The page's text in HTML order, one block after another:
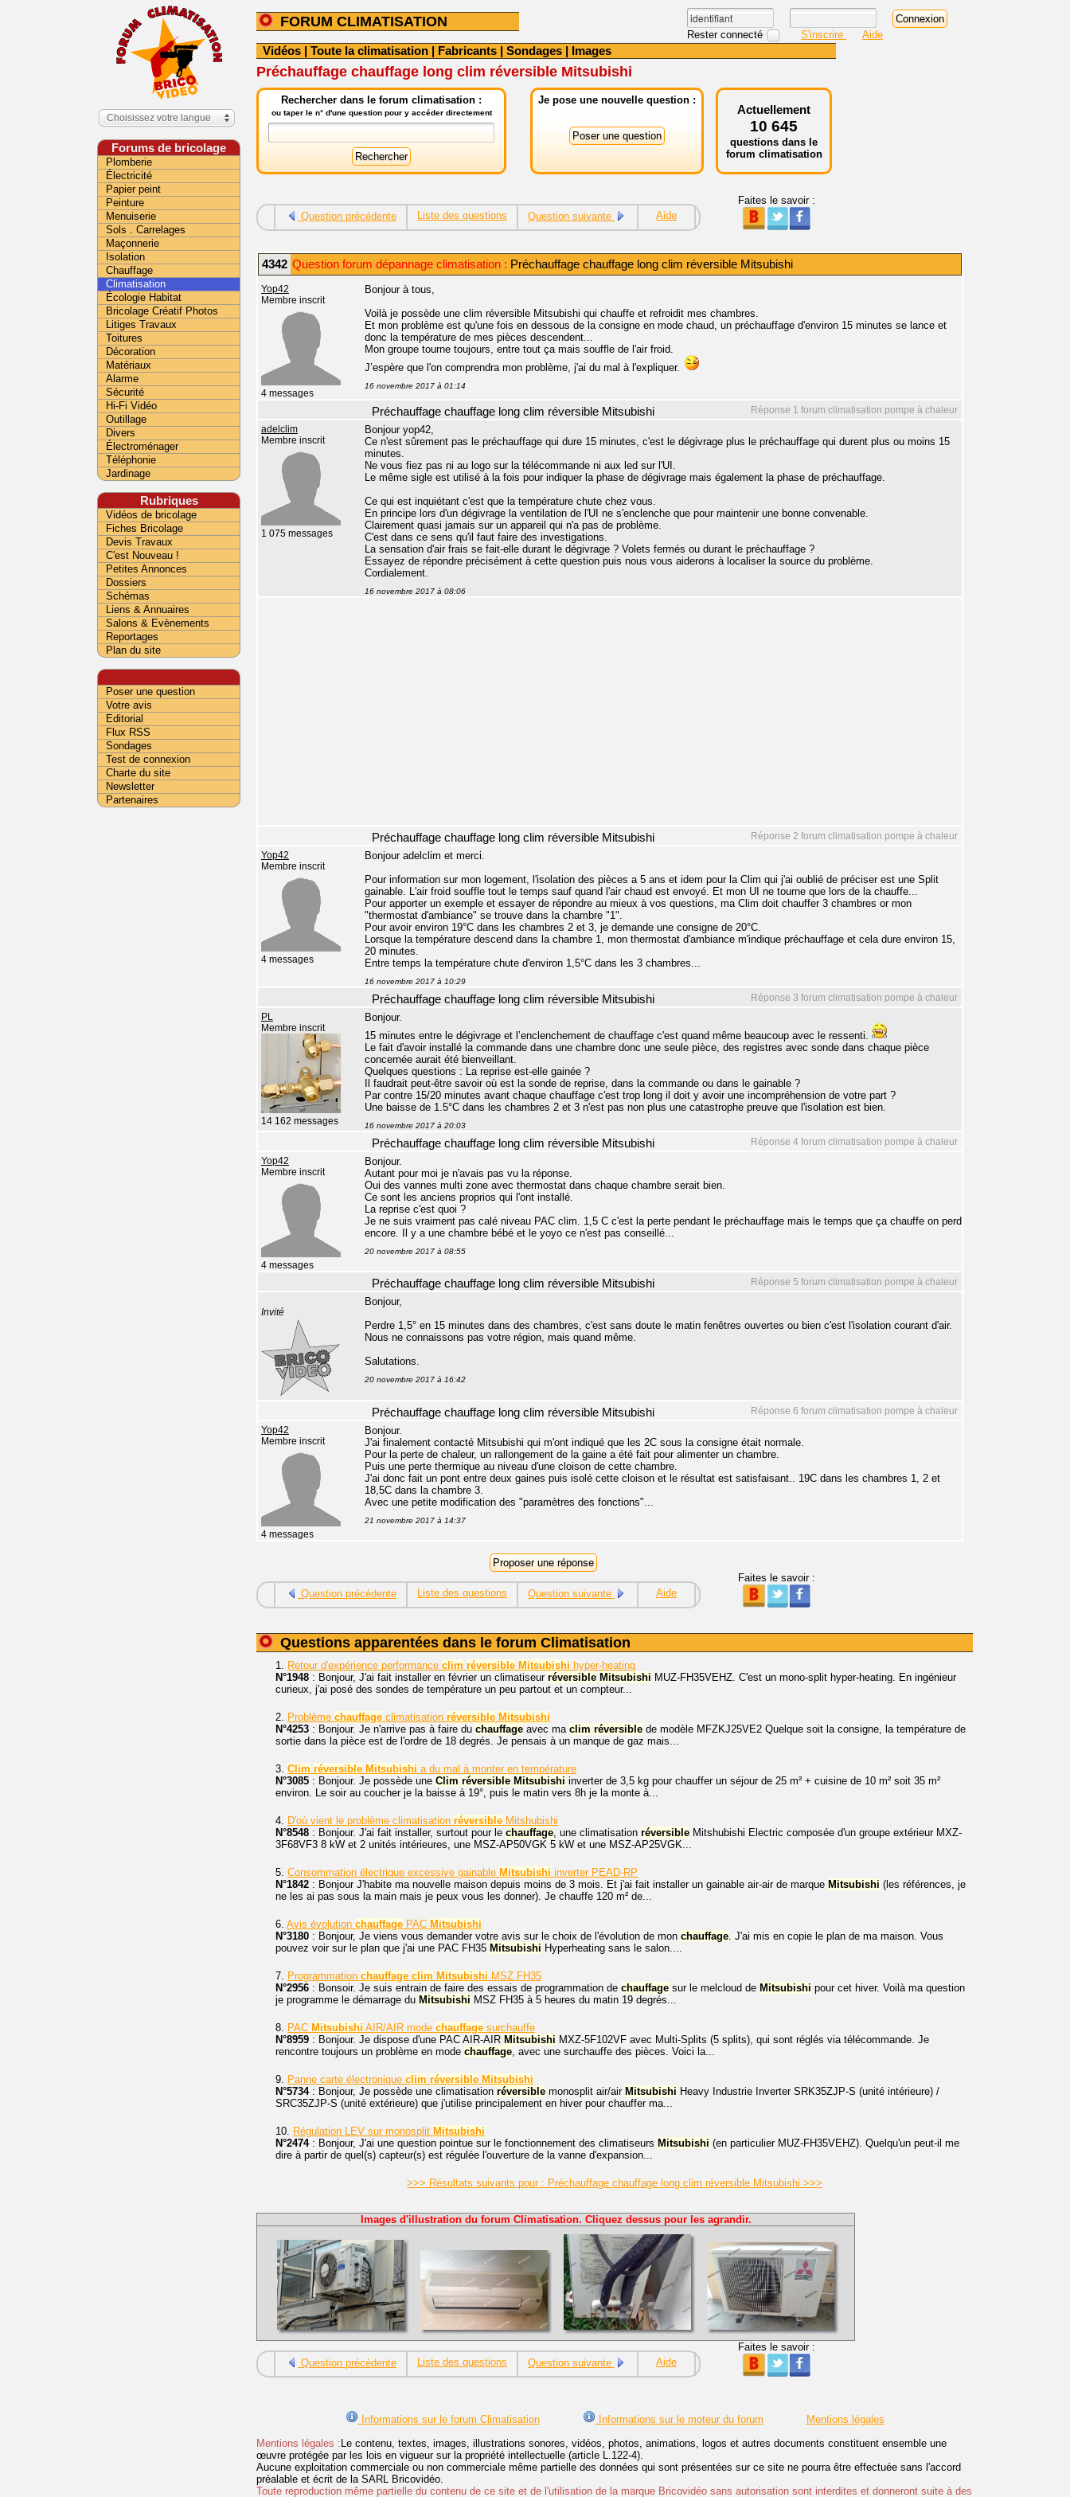
FORUM CLIMATISATION
Rester connecté S'inscrire Aide
Vidéos | Toute la climatisation | Fabricants | Sondages | Images
Préchauffage chauffage long clim réversible Mitsubishi
Rechercher dans le forum climatisation :
ou taper le n° d'une question pour y accéder directement
Je pose une nouvelle question :
Actuellement
10 645
questions dans le
forum climatisation
Question précédente Liste des questions Question suivante Aide
Faites le savoir :
4342 Question forum dépannage climatisation : Préchauffage chauffage long clim réversible Mitsubishi
Yop42
Membre inscrit
4 messages
Bonjour à tous,
Voilà je possède une clim réversible Mitsubishi qui chauffe et refroidit mes chambres.
Et mon problème est qu'une fois en dessous de la consigne en mode chaud, un préchauffage d'environ 15 minutes se lance et
donc la température de mes pièces descendent...
Mon groupe tourne toujours, entre tout ça mais souffle de l'air froid.
J’espère que l'on comprendra mon problème, j'ai du mal à l'expliquer.
16 novembre 2017 à 01:14
Réponse 1 forum climatisation pompe à chaleur
Préchauffage chauffage long clim réversible Mitsubishi
adelclim
Membre inscrit
1 075 messages
Bonjour yop42,
Ce n'est sûrement pas le préchauffage qui dure 15 minutes, c'est le dégivrage plus le préchauffage qui durent plus ou moins 15
minutes.
Ne vous fiez pas ni au logo sur la télécommande ni aux led sur l'UI.
Le même sigle est utilisé à la fois pour indiquer la phase de dégivrage mais également la phase de préchauffage.
Ce qui est inquiétant c'est que la température chute chez vous.
En principe lors d'un dégivrage la ventilation de l'UI ne s'enclenche que pour maintenir une bonne convenable.
Clairement quasi jamais sur un appareil qui n'a pas de problème.
C'est dans ce sens qu'il faut faire des investigations.
La sensation d'air frais se fait-elle durant le dégivrage ? Volets fermés ou durant le préchauffage ?
Essayez de répondre précisément à cette question puis nous vous aiderons à localiser la source du problème.
Cordialement.
16 novembre 2017 à 08:06
Réponse 2 forum climatisation pompe à chaleur
Préchauffage chauffage long clim réversible Mitsubishi
Yop42
Membre inscrit
4 messages
Bonjour adelclim et merci.
Pour information sur mon logement, l'isolation des pièces a 5 ans et idem pour la Clim qui j'ai oublié de préciser est une Split
gainable. L'air froid souffle tout le temps sauf quand l'air chaud est envoyé. Et mon UI ne tourne que lors de la chauffe...
Pour apporter un exemple et essayer de répondre au mieux à vos questions, ma Clim doit chauffer 3 chambres or mon
"thermostat d'ambiance" se trouve dans la chambre "1".
Pour avoir environ 19°C dans les chambres 2 et 3, je demande une consigne de 20°C.
Lorsque la température descend dans la chambre 1, mon thermostat d'ambiance m'indique préchauffage et cela dure environ 15,
20 minutes.
Entre temps la température chute d'environ 1,5°C dans les 3 chambres...
16 novembre 2017 à 10:29
Réponse 3 forum climatisation pompe à chaleur
Préchauffage chauffage long clim réversible Mitsubishi
PL
Membre inscrit
14 162 messages
Bonjour.
15 minutes entre le dégivrage et l’enclenchement de chauffage c'est quand même beaucoup avec le ressenti.
Le fait d'avoir installé la commande dans une chambre donc une seule pièce, des registres avec sonde dans chaque pièce
concernée aurait été bienveillant.
Quelques questions : La reprise est-elle gainée ?
Il faudrait peut-être savoir où est la sonde de reprise, dans la commande ou dans le gainable ?
Par contre 15/20 minutes avant chaque chauffage c'est trop long il doit y avoir une incompréhension de votre part ?
Une baisse de 1.5°C dans les chambres 2 et 3 n'est pas non plus une catastrophe preuve que l'isolation est bien.
16 novembre 2017 à 20:03
Réponse 4 forum climatisation pompe à chaleur
Préchauffage chauffage long clim réversible Mitsubishi
Yop42
Membre inscrit
4 messages
Bonjour.
Autant pour moi je n'avais pas vu la réponse.
Oui des vannes multi zone avec thermostat dans chaque chambre serait bien.
Ce sont les anciens proprios qui l'ont installé.
La reprise c'est quoi ?
Je ne suis vraiment pas calé niveau PAC clim. 1,5 C c'est la perte pendant le préchauffage mais le temps que ça chauffe on perd
encore. Il y a une chambre bébé et le yoyo ce n'est pas conseillé...
20 novembre 2017 à 08:55
Réponse 5 forum climatisation pompe à chaleur
Préchauffage chauffage long clim réversible Mitsubishi
Invité
Bonjour,
Perdre 1,5° en 15 minutes dans des chambres, c'est sans doute le matin fenêtres ouvertes ou bien c'est l'isolation courant d'air.
Nous ne connaissons pas votre région, mais quand même.
Salutations.
20 novembre 2017 à 16:42
Réponse 6 forum climatisation pompe à chaleur
Préchauffage chauffage long clim réversible Mitsubishi
Yop42
Membre inscrit
4 messages
Bonjour.
J'ai finalement contacté Mitsubishi qui m'ont indiqué que les 2C sous la consigne était normale.
Pour la perte de chaleur, un rallongement de la gaine a été fait pour alimenter un chambre.
Puis une perte thermique au niveau d'une cloison de cette chambre.
J'ai donc fait un pont entre deux gaines puis isolé cette cloison et le résultat est satisfaisant.. 19C dans les chambres 1, 2 et
18,5C dans la chambre 3.
Avec une petite modification des "paramètres des fonctions"...
21 novembre 2017 à 14:37
Question précédente Liste des questions Question suivante Aide
Faites le savoir :
Questions apparentées dans le forum Climatisation
1. Retour d'expérience performance clim réversible Mitsubishi hyper-heating
N°1948 : Bonjour, J'ai fait installer en février un climatiseur réversible Mitsubishi MUZ-FH35VEHZ. C'est un mono-split hyper-heating. En ingénieur
curieux, j'ai posé des sondes de température un peu partout et un compteur...
2. Problème chauffage climatisation réversible Mitsubishi
N°4253 : Bonjour. Je n'arrive pas à faire du chauffage avec ma clim réversible de modèle MFZKJ25VE2 Quelque soit la consigne, la température de
sortie dans la pièce est de l'ordre de 18 degrés. Je pensais à un manque de gaz mais...
3. Clim réversible Mitsubishi a du mal à monter en température
N°3085 : Bonjour. Je possède une Clim réversible Mitsubishi inverter de 3,5 kg pour chauffer un séjour de 25 m² + cuisine de 10 m² soit 35 m²
environ. Le soir au coucher je la baisse à 19°, puis le matin vers 8h je la monte à...
4. D'où vient le problème climatisation réversible Mitshubishi
N°8548 : Bonjour. J'ai fait installer, surtout pour le chauffage, une climatisation réversible Mitshubishi Electric composée d'un groupe extérieur MXZ-
3F68VF3 8 kW et 2 unités intérieures, une MSZ-AP50VGK 5 kW et une MSZ-AP25VGK...
5. Consommation électrique excessive gainable Mitsubishi inverter PEAD-RP
N°1842 : Bonjour J'habite ma nouvelle maison depuis moins de 3 mois. Et j'ai fait installer un gainable air-air de marque Mitsubishi (les références, je
ne les ai pas sous la main mais je peux vous les donner). Je chauffe 120 m² de...
6. Avis évolution chauffage PAC Mitsubishi
N°3180 : Bonjour, Je viens vous demander votre avis sur le choix de l'évolution de mon chauffage. J'ai mis en copie le plan de ma maison. Vous
pouvez voir sur le plan que j'ai une PAC FH35 Mitsubishi Hyperheating sans le salon....
7. Programmation chauffage clim Mitsubishi MSZ FH35
N°2956 : Bonsoir. Je suis entrain de faire des essais de programmation de chauffage sur le melcloud de Mitsubishi pour cet hiver. Voilà ma question
je programme le démarrage du Mitsubishi MSZ FH35 à 5 heures du matin 19 degrés...
8. PAC Mitsubishi AIR/AIR mode chauffage surchauffe
N°8959 : Bonjour. Je dispose d'une PAC AIR-AIR Mitsubishi MXZ-5F102VF avec Multi-Splits (5 splits), qui sont réglés via télécommande. Je
rencontre toujours un problème en mode chauffage, avec une surchauffe des pièces. Voici la...
9. Panne carte électronique clim réversible Mitsubishi
N°5734: Bonjour, Je possède une climatisation réversible monosplit air/air Mitsubishi Heavy Industrie Inverter SRK35ZJP-S (unité intérieure) /
SRC35ZJP-S (unité extérieure) que j'utilise principalement en hiver pour chauffer ma...
10. Régulation LEV sur monosplit Mitsubishi
N°2474: Bonjour, J'ai une question pointue sur le fonctionnement des climatiseurs Mitsubishi (en particulier MUZ-FH35VEHZ). Quelqu'un peut-il me
dire à partir de quel(s) capteur(s) est régulée l'ouverture de la vanne d'expansion...
>>> Résultats suivants pour : Préchauffage chauffage long clim réversible Mitsubishi >>>
Images d'illustration du forum Climatisation. Cliquez dessus pour les agrandir.
Question précédente Liste des questions Question suivante Aide
Faites le savoir :
Informations sur le forum Climatisation Informations sur le moteur du forum
Mentions légales
Mentions légales : Le contenu, textes, images, illustrations sonores, vidéos, photos, animations, logos et autres documents constituent ensemble une
œuvre protégée par les lois en vigueur sur la propriété intellectuelle (article L.122-4).
Aucune exploitation commerciale ou non commerciale même partielle des données qui sont présentées sur ce site ne pourra être effectuée sans l'accord
préalable et écrit de la SARL Bricovidéo.
Toute reproduction même partielle du contenu de ce site et de l'utilisation de la marque Bricovidéo sans autorisation sont interdites et donneront suite à des
Choisissez votre langue
Forums de bricolage
Plomberie
Électricité
Papier peint
Peinture
Menuiserie
Sols . Carrelages
Maçonnerie
Isolation
Chauffage
Climatisation
Écologie Habitat
Bricolage Créatif Photos
Litiges Travaux
Toitures
Décoration
Matériaux
Alarme
Sécurité
Hi-Fi Vidéo
Outillage
Divers
Électroménager
Téléphonie
Jardinage
Rubriques
Vidéos de bricolage
Fiches Bricolage
Devis Travaux
C'est Nouveau !
Petites Annonces
Dossiers
Schémas
Liens & Annuaires
Salons & Evènements
Reportages
Plan du site
Poser une question
Votre avis
Editorial
Flux RSS
Sondages
Test de connexion
Charte du site
Newsletter
Partenaires